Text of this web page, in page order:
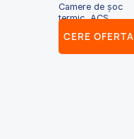
Camere de șoc
termic, ACS
CERE OFERTA